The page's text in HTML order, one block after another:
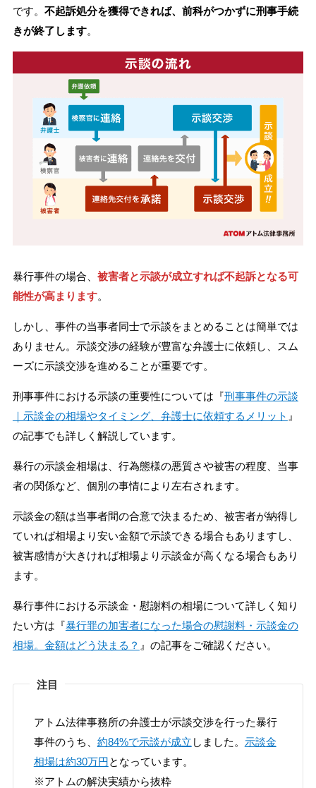
です。 不起訴処分を獲得できれば、前科がつかずに刑事手続
きが終了します。
暴行事件の場合、 被害者と示談が成立すれば不起訴となる可
能性が高まります。
しかし、事件の当事者同士で示談をまとめることは簡単では
ありません。示談交渉の経験が豊富な弁護士に依頼し、スム
ーズに示談交渉を進めることが重要です。
刑事事件における示談の重要性については『刑事事件の示談
｜示談金の相場やタイミング、弁護士に依頼するメリット 』
の記事でも詳しく解説しています。
暴行の示談金相場は、行為態様の悪質さや被害の程度、当事
者の関係など、個別の事情により左右されます。
示談金の額は当事者間の合意で決まるため、被害者が納得し
ていれば相場より安い金額で示談できる場合もありますし、
被害感情が大きければ相場より示談金が高くなる場合もあり
ます。
暴行事件における示談金・慰謝料の相場について詳しく知り
たい方は『暴行罪の加害者になった場合の慰謝料・示談金の
相場。金額はどう決まる？ 』の記事をご確認ください。
注目
アトム法律事務所の弁護士が示談交渉を行った暴行
事件のうち、 約84%で示談が成立 しました。 示談金
相場は約30万円となっています。
※アトムの解決実績から抜粋